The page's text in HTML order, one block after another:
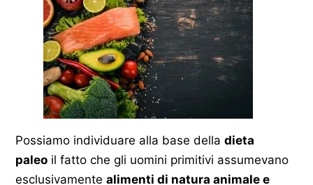
Possiamo individuare alla base della dieta
paleo il fatto che gli uomini primitivi assumevano
esclusivamente alimenti di natura animale e